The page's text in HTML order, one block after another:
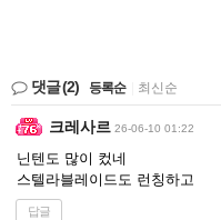
댓글(2) 등록순 최신순
크레사르 26-06-10 01:22
닌텐도 많이 컸네
스텔라블레이드도 런칭하고
답글